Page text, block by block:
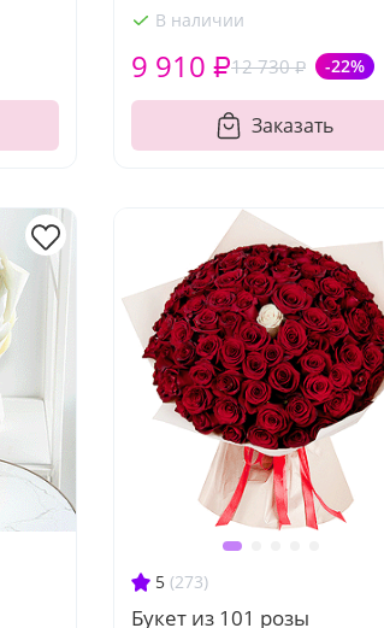
В наличии
12 730 ₽ -22%
9 910 ₽
Заказать
5 (273)
Букет из 101 розы